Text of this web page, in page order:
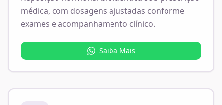
médica, com dosagens ajustadas conforme
exames e acompanhamento clínico.
Saiba Mais